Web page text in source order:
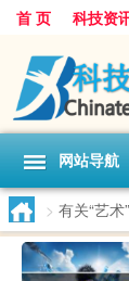
首 页 科技资
网站导航
> 有关“艺术